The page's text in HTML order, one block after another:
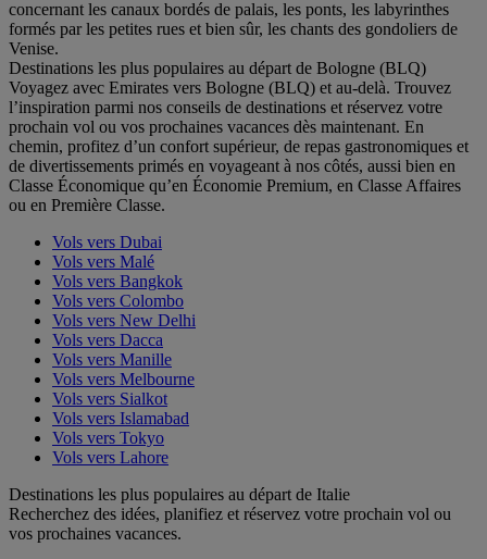
concernant les canaux bordés de palais, les ponts, les labyrinthes
formés par les petites rues et bien sûr, les chants des gondoliers de
Venise.
Destinations les plus populaires au départ de Bologne (BLQ)
Voyagez avec Emirates vers Bologne (BLQ) et au-delà. Trouvez
l’inspiration parmi nos conseils de destinations et réservez votre
prochain vol ou vos prochaines vacances dès maintenant. En
chemin, profitez d’un confort supérieur, de repas gastronomiques et
de divertissements primés en voyageant à nos côtés, aussi bien en
Classe Économique qu’en Économie Premium, en Classe Affaires
ou en Première Classe.
Vols vers Dubai
Vols vers Malé
Vols vers Bangkok
Vols vers Colombo
Vols vers New Delhi
Vols vers Dacca
Vols vers Manille
Vols vers Melbourne
Vols vers Sialkot
Vols vers Islamabad
Vols vers Tokyo
Vols vers Lahore
Destinations les plus populaires au départ de Italie
Recherchez des idées, planifiez et réservez votre prochain vol ou
vos prochaines vacances.